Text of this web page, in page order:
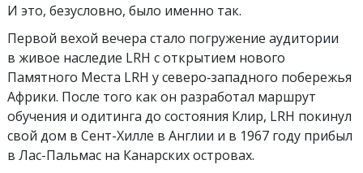
И это, безусловно, было именно так.
Первой вехой вечера стало погружение аудитории
в живое наследие LRH с открытием нового
Памятного Места LRH у северо‑западного побережья
Африки. После того как он разработал маршрут
обучения и одитинга до состояния Клир, LRH покинул
свой дом в Сент-Хилле в Англии и в 1967 году прибыл
в Лас-Пальмас на Канарских островах.